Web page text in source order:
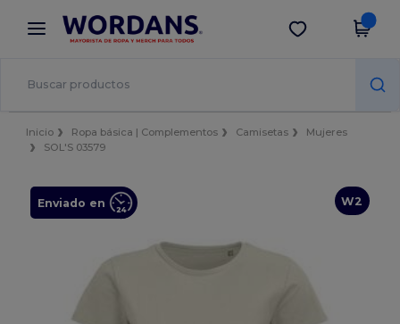
× App de Wordans
¡Mejores precios en app!
Descargar app
Inicio Ropa básica | Complementos Camisetas
Mujeres
SOL'S 03579
W2
Enviado en